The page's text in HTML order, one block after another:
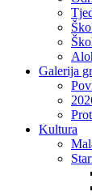
Galerija
Kultura